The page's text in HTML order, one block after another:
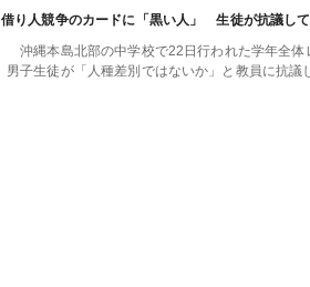
借り人競争のカードに「黒い人」 生徒が抗議し
沖縄本島北部の中学校で22日行われた学年全
男子生徒が「人種差別ではないか」と教員に抗